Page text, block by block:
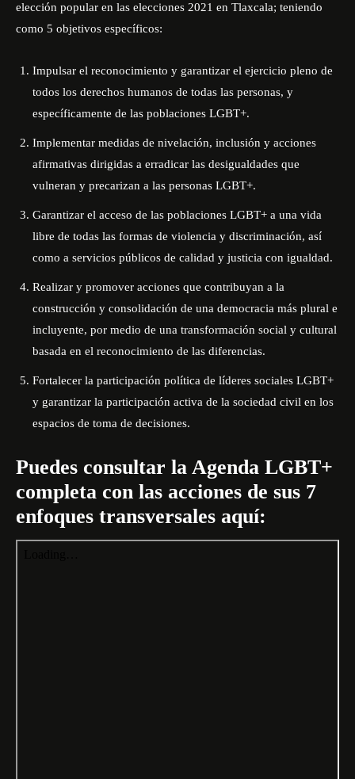
elección popular en las elecciones 2021 en Tlaxcala; teniendo
como 5 objetivos específicos:
Impulsar el reconocimiento y garantizar el ejercicio pleno de
todos los derechos humanos de todas las personas, y
específicamente de las poblaciones LGBT+.
Implementar medidas de nivelación, inclusión y acciones
afirmativas dirigidas a erradicar las desigualdades que
vulneran y precarizan a las personas LGBT+.
Garantizar el acceso de las poblaciones LGBT+ a una vida
libre de todas las formas de violencia y discriminación, así
como a servicios públicos de calidad y justicia con igualdad.
Realizar y promover acciones que contribuyan a la
construcción y consolidación de una democracia más plural e
incluyente, por medio de una transformación social y cultural
basada en el reconocimiento de las diferencias.
Fortalecer la participación política de líderes sociales LGBT+
y garantizar la participación activa de la sociedad civil en los
espacios de toma de decisiones.
Puedes consultar la Agenda LGBT+
completa con las acciones de sus 7
enfoques transversales aquí: